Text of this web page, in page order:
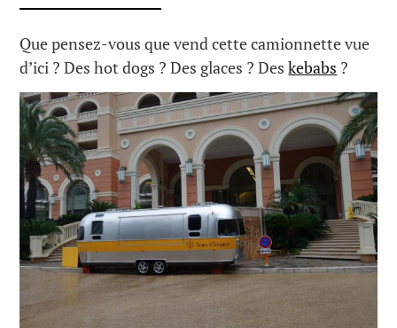
Que pensez-vous que vend cette camionnette vue
d’ici ? Des hot dogs ? Des glaces ? Deskebabs ?